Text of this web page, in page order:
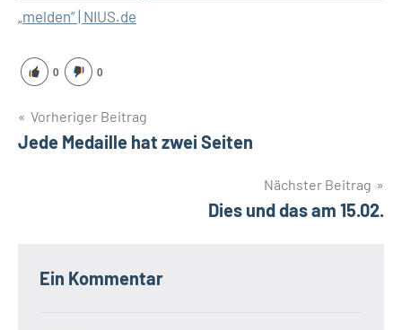
„melden“ | NIUS.de
0 0
Beitragsnavigation
Vorheriger Beitrag
Jede Medaille hat zwei Seiten
Nächster Beitrag
Dies und das am 15.02.
Ein Kommentar